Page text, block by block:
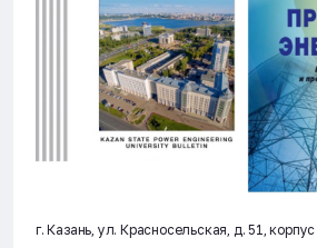
г. Казань, ул. Красносельская, д. 51,